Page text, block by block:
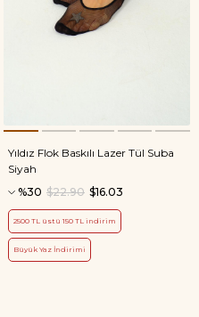
Yıldız Flok Baskılı Lazer Tül Suba
Siyah
%30
$16.03
$22.90
2500 TL üstü 150 TL indirim
Büyük Yaz İndirimi